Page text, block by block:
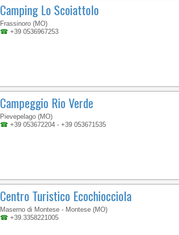
Camping Lo Scoiattolo
Frassinoro (MO)
☎ +39 0536967253
Campeggio Rio Verde
Pievepelago (MO)
☎ +39 053672204 - +39 053671535
Centro Turistico Ecochiocciola
Maserno di Montese - Montese (MO)
☎ +39.3358221005